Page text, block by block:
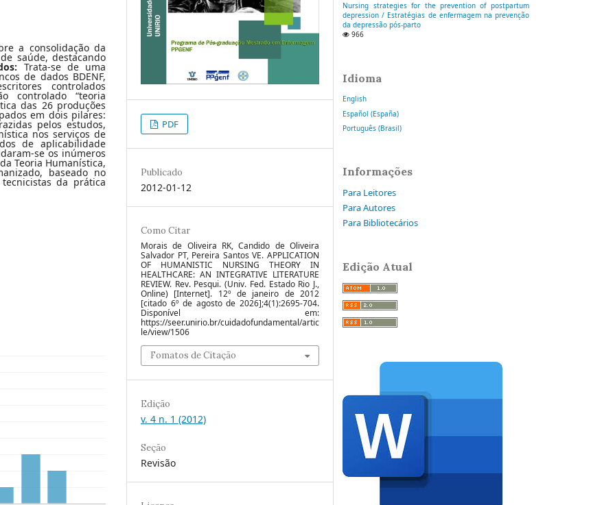
a consolidação da
saúde, destacando
Trata-se de uma
de dados BDENF,
controlados
controlado “teoria
das 26 produções
em dois pilares:
pelos estudos,
nos serviços de
de aplicabilidade
se os inúmeros
Teoria Humanística,
baseado no
da prática
PDF
Publicado
2012-01-12
Como Citar
Morais de Oliveira RK, Candido de Oliveira
Salvador PT, Pereira Santos VE. APPLICATION
OF HUMANISTIC NURSING THEORY IN
HEALTHCARE: AN INTEGRATIVE LITERATURE
REVIEW. Rev. Pesqui. (Univ. Fed. Estado Rio J.,
Online) [Internet]. 12º de janeiro de 2012
[citado 6º de agosto de 2026];4(1):2695-704.
Disponível em:
https://seer.unirio.br/cuidadofundamental/artic
le/view/1506
Fomatos de Citação
Edição
v. 4 n. 1 (2012)
Seção
Revisão
Nursing strategies for the prevention of postpartum
depression / Estratégias de enfermagem na prevenção
da depressão pós-parto
966
Idioma
English
Español (España)
Português (Brasil)
Informações
Para Leitores
Para Autores
Para Bibliotecários
Edição Atual